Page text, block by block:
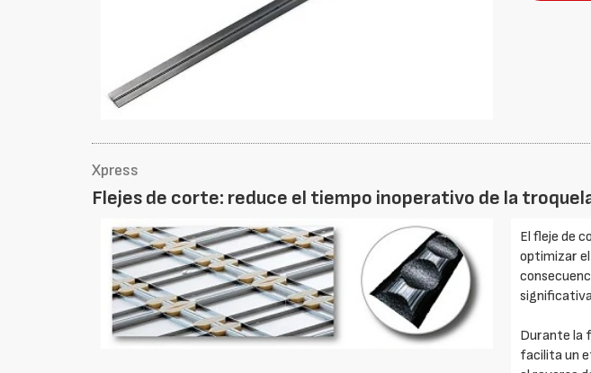
Xpress
Flejes de corte: reduce el tiempo inoperativo de la
El fleje de
optimizar
Durante la
facilita un